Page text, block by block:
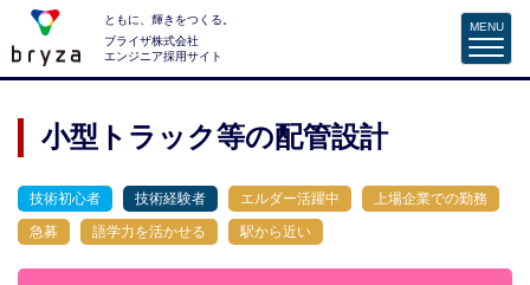
MENU
ともに、輝きをつくる。
ブライザ株式会社
エンジニア採用サイト
小型トラック等の配管設計
技術初心者 技術経験者 エルダー活躍中
上場企業での勤務
急募
語学力を活かせる 駅から近い